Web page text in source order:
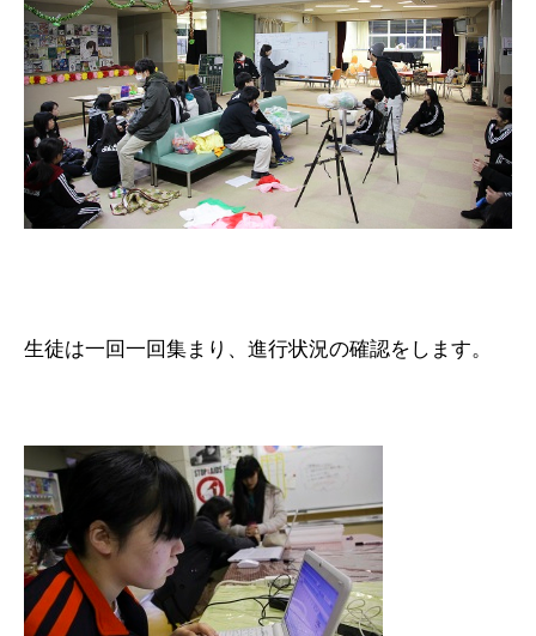
生徒は一回一回集まり、進行状況の確認をします。